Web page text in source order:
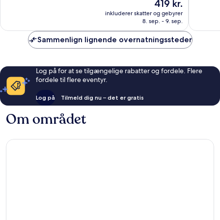
anmeldelser
419 kr.
419 kr.
inkluderer skatter og gebyrer
8. sep. - 9. sep.
Sammenlign lignende overnatningssteder
Log på for at se tilgængelige rabatter og fordele. Flere
fordele til flere eventyr.
Log på Tilmeld dig nu – det er gratis
Om området